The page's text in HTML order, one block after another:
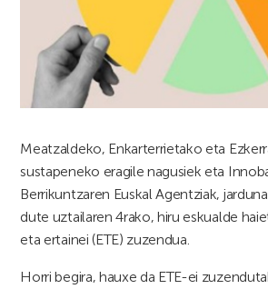
Meatzaldeko, Enkarterrietako eta
sustapeneko eragile nagusiek eta
Berrikuntzaren Euskal Agentziak,
dute uztailaren 4rako, hiru eskualde
eta ertainei (ETE) zuzendua.
Horri begira, hauxe da ETE-ei